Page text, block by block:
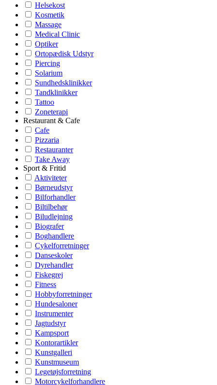
Helsekost
Kosmetik
Massage
Medical Clinic
Optiker
Ortopædisk Udstyr
Piercing
Solarium
Sundhedsklinikker
Tandklinikker
Tattoo
Zoneterapi
Restaurant & Cafe
Cafe
Pizzaria
Restauranter
Take Away
Sport & Fritid
Aktiviteter
Børneudstyr
Bilforhandler
Biltilbehør
Biludlejning
Biografer
Boghandlere
Cykelforretninger
Danseskoler
Dyrehandler
Fiskegrej
Fitness
Hobbyforretninger
Hundesaloner
Instrumenter
Jagtudstyr
Kampsport
Kontorartikler
Kunstgalleri
Kunstmuseum
Legetøjsforretning
Motorcykelforhandlere